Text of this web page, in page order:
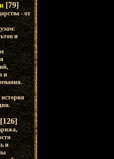
[79]
- от
и
и
[126]
и